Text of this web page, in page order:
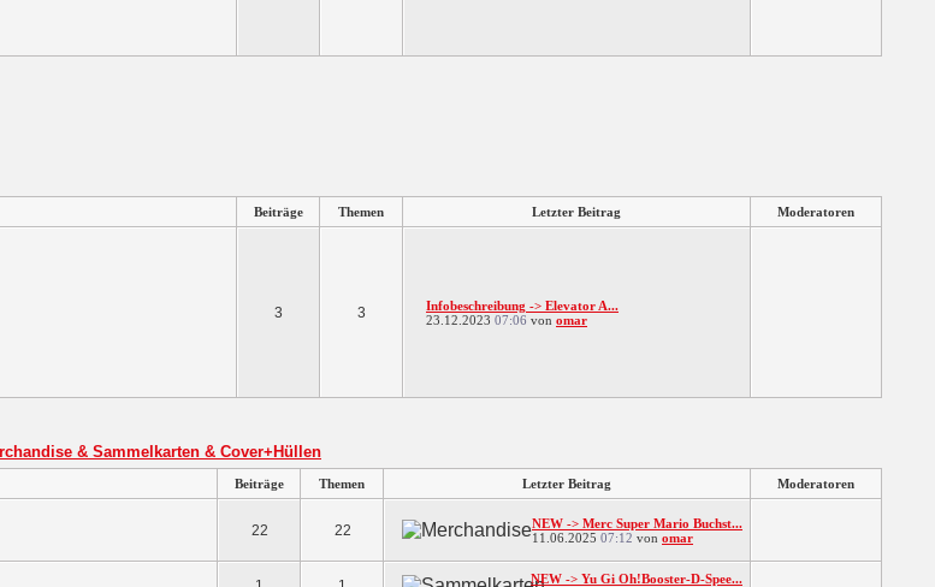
Beiträge Themen Letzter Beitrag Moderatoren
3 3
Infobeschreibung -> Elevator A...
23.12.2023 07:06 von omar
& Sammelkarten & Cover+Hüllen
Beiträge Themen Letzter Beitrag Moderatoren
22 22
NEW -> Merc Super Mario Buchst...
11.06.2025 07:12 von omar
NEW -> Yu Gi Oh!Booster-D-Spee...